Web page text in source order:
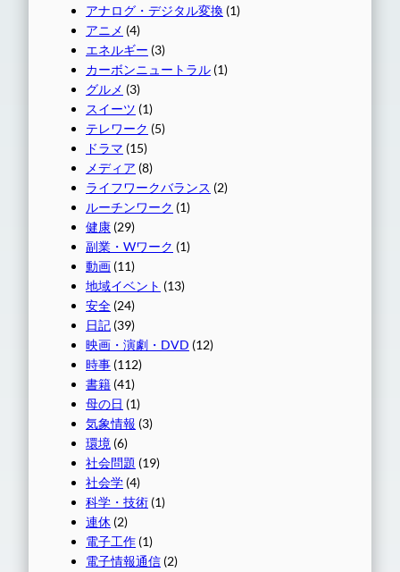
アナログ・デジタル変換 (1)
アニメ (4)
エネルギー (3)
カーボンニュートラル (1)
グルメ (3)
スイーツ (1)
テレワーク (5)
ドラマ (15)
メディア (8)
ライフワークバランス (2)
ルーチンワーク (1)
健康 (29)
副業・Wワーク (1)
動画 (11)
地域イベント (13)
安全 (24)
日記 (39)
映画・演劇・DVD (12)
時事 (112)
書籍 (41)
母の日 (1)
気象情報 (3)
環境 (6)
社会問題 (19)
社会学 (4)
科学・技術 (1)
連休 (2)
電子工作 (1)
電子情報通信 (2)